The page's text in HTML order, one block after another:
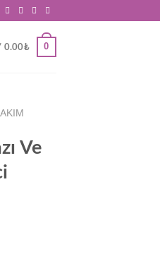
0.00₺ 0
Ve